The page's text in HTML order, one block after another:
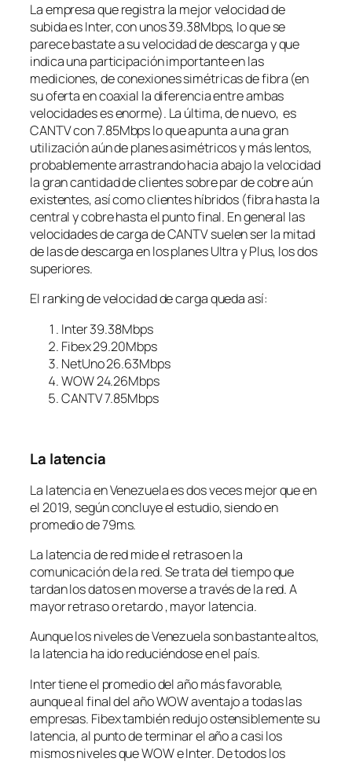
La empresa que registra la mejor velocidad de
subida es Inter, con unos 39.38Mbps, lo que se
parece bastate a su velocidad de descarga y que
indica una participación importante en las
mediciones, de conexiones simétricas de fibra (en
su oferta en coaxial la diferencia entre ambas
velocidades es enorme). La última, de nuevo, es
CANTV con 7.85Mbps lo que apunta a una gran
utilización aún de planes asimétricos y más lentos,
probablemente arrastrando hacia abajo la velocidad
la gran cantidad de clientes sobre par de cobre aún
existentes, así como clientes híbridos (fibra hasta la
central y cobre hasta el punto final. En general las
velocidades de carga de CANTV suelen ser la mitad
de las de descarga en los planes Ultra y Plus, los dos
superiores.
El ranking de velocidad de carga queda así:
Inter 39.38Mbps
Fibex 29.20Mbps
NetUno 26.63Mbps
WOW 24.26Mbps
CANTV 7.85Mbps
La latencia
La latencia en Venezuela es dos veces mejor que en
el 2019, según concluye el estudio, siendo en
promedio de 79ms.
La latencia de red mide el retraso en la
comunicación de la red. Se trata del tiempo que
tardan los datos en moverse a través de la red. A
mayor retraso o retardo , mayor latencia.
Aunque los niveles de Venezuela son bastante altos,
la latencia ha ido reduciéndose en el país.
Inter tiene el promedio del año más favorable,
aunque al final del año WOW aventajo a todas las
empresas. Fibex también redujo ostensiblemente su
latencia, al punto de terminar el año a casi los
mismos niveles que WOW e Inter. De todos los